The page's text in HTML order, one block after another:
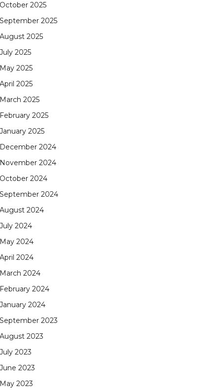
October 2025
September 2025
August 2025
July 2025
May 2025
April 2025
March 2025
February 2025
January 2025
December 2024
November 2024
October 2024
September 2024
August 2024
July 2024
May 2024
April 2024
March 2024
February 2024
January 2024
September 2023
August 2023
July 2023
June 2023
May 2023